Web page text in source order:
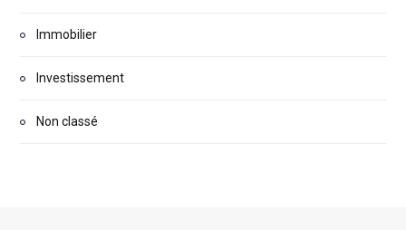
Immobilier
Investissement
Non classé